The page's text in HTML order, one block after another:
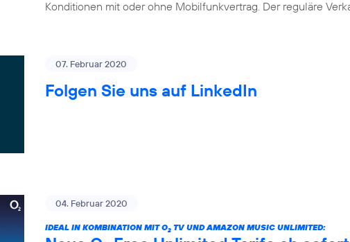
Konditionen mit oder ohne Mobilfunkvertrag. Der reguläre
07. Februar 2020
Folgen Sie uns auf LinkedIn
04. Februar 2020
IDEAL IN KOMBINATION MIT O2 TV UND AMAZON MUSIC UNLIMITED: